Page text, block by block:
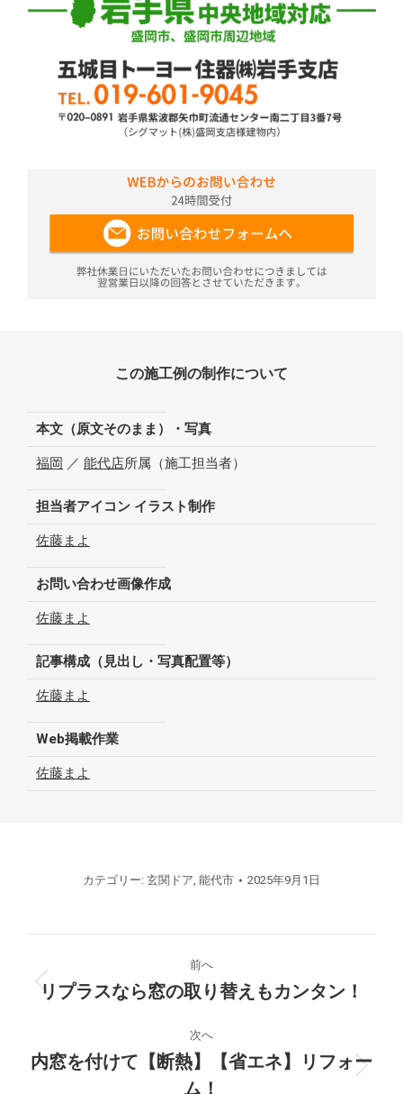
この施工例の制作について
本文（原文そのまま）・写真
福岡 ／ 能代店所属（施工担当者）
担当者アイコン イラスト制作
佐藤まよ
お問い合わせ画像作成
佐藤まよ
記事構成（見出し・写真配置等）
佐藤まよ
Web掲載作業
佐藤まよ
カテゴリー: 玄関ドア, 能代市 2025年9月1日
ロ
ェ
前へ
前
プ
ロ
ジ
リプラスなら窓の取り替えもカンタン！
次へ
次
内窓を付けて【断熱】【省エネ】リフォー
ム！